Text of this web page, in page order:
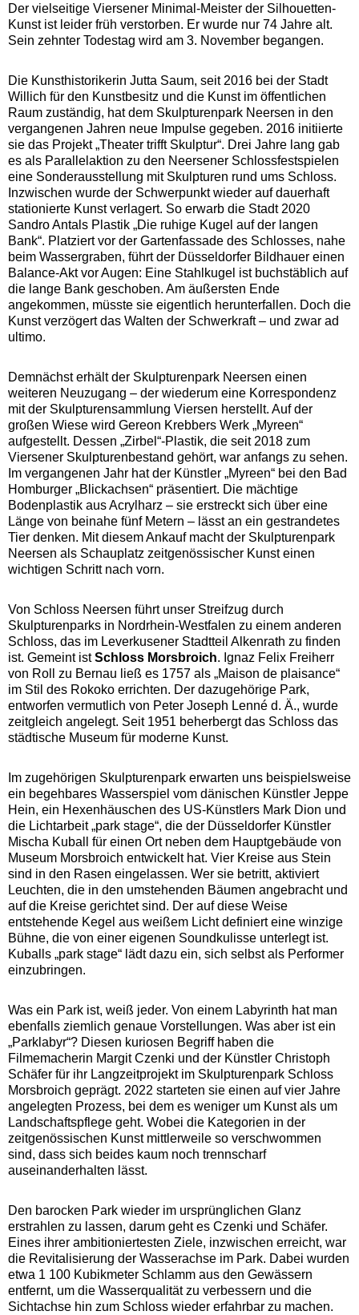
Der vielseitige Viersener Minimal-Meister der Silhouetten-
Kunst ist leider früh verstorben. Er wurde nur 74 Jahre alt.
Sein zehnter Todestag wird am 3. November begangen.
Die Kunsthistorikerin Jutta Saum, seit 2016 bei der Stadt
Willich für den Kunstbesitz und die Kunst im öffentlichen
Raum zuständig, hat dem Skulpturenpark Neersen in den
vergangenen Jahren neue Impulse gegeben. 2016 initiierte
sie das Projekt „Theater trifft Skulptur“. Drei Jahre lang gab
es als Parallelaktion zu den Neersener Schlossfestspielen
eine Sonderausstellung mit Skulpturen rund ums Schloss.
Inzwischen wurde der Schwerpunkt wieder auf dauerhaft
stationierte Kunst verlagert. So erwarb die Stadt 2020
Sandro Antals Plastik „Die ruhige Kugel auf der langen
Bank“. Platziert vor der Gartenfassade des Schlosses, nahe
beim Wassergraben, führt der Düsseldorfer Bildhauer einen
Balance-Akt vor Augen: Eine Stahlkugel ist buchstäblich auf
die lange Bank geschoben. Am äußersten Ende
angekommen, müsste sie eigentlich herunterfallen. Doch die
Kunst verzögert das Walten der Schwerkraft – und zwar ad
ultimo.
Demnächst erhält der Skulpturenpark Neersen einen
weiteren Neuzugang – der wiederum eine Korrespondenz
mit der Skulpturensammlung Viersen herstellt. Auf der
großen Wiese wird Gereon Krebbers Werk „Myreen“
aufgestellt. Dessen „Zirbel“-Plastik, die seit 2018 zum
Viersener Skulpturenbestand gehört, war anfangs zu sehen.
Im vergangenen Jahr hat der Künstler „Myreen“ bei den Bad
Homburger „Blickachsen“ präsentiert. Die mächtige
Bodenplastik aus Acrylharz – sie erstreckt sich über eine
Länge von beinahe fünf Metern – lässt an ein gestrandetes
Tier denken. Mit diesem Ankauf macht der Skulpturenpark
Neersen als Schauplatz zeitgenössischer Kunst einen
wichtigen Schritt nach vorn.
Von Schloss Neersen führt unser Streifzug durch
Skulpturenparks in Nordrhein-Westfalen zu einem anderen
Schloss, das im Leverkusener Stadtteil Alkenrath zu finden
ist. Gemeint istSchloss Morsbroich. Ignaz Felix Freiherr
von Roll zu Bernau ließ es 1757 als „Maison de plaisance“
im Stil des Rokoko errichten. Der dazugehörige Park,
entworfen vermutlich von Peter Joseph Lenné d. Ä., wurde
zeitgleich angelegt. Seit 1951 beherbergt das Schloss das
städtische Museum für moderne Kunst.
Im zugehörigen Skulpturenpark erwarten uns beispielsweise
ein begehbares Wasserspiel vom dänischen Künstler Jeppe
Hein, ein Hexenhäuschen des US-Künstlers Mark Dion und
die Lichtarbeit „park stage“, die der Düsseldorfer Künstler
Mischa Kuball für einen Ort neben dem Hauptgebäude von
Museum Morsbroich entwickelt hat. Vier Kreise aus Stein
sind in den Rasen eingelassen. Wer sie betritt, aktiviert
Leuchten, die in den umstehenden Bäumen angebracht und
auf die Kreise gerichtet sind. Der auf diese Weise
entstehende Kegel aus weißem Licht definiert eine winzige
Bühne, die von einer eigenen Soundkulisse unterlegt ist.
Kuballs „park stage“ lädt dazu ein, sich selbst als Performer
einzubringen.
Was ein Park ist, weiß jeder. Von einem Labyrinth hat man
ebenfalls ziemlich genaue Vorstellungen. Was aber ist ein
„Parklabyr“? Diesen kuriosen Begriff haben die
Filmemacherin Margit Czenki und der Künstler Christoph
Schäfer für ihr Langzeitprojekt im Skulpturenpark Schloss
Morsbroich geprägt. 2022 starteten sie einen auf vier Jahre
angelegten Prozess, bei dem es weniger um Kunst als um
Landschaftspflege geht. Wobei die Kategorien in der
zeitgenössischen Kunst mittlerweile so verschwommen
sind, dass sich beides kaum noch trennscharf
auseinanderhalten lässt.
Den barocken Park wieder im ursprünglichen Glanz
erstrahlen zu lassen, darum geht es Czenki und Schäfer.
Eines ihrer ambitioniertesten Ziele, inzwischen erreicht, war
die Revitalisierung der Wasserachse im Park. Dabei wurden
etwa 1 100 Kubikmeter Schlamm aus den Gewässern
entfernt, um die Wasserqualität zu verbessern und die
Sichtachse hin zum Schloss wieder erfahrbar zu machen.